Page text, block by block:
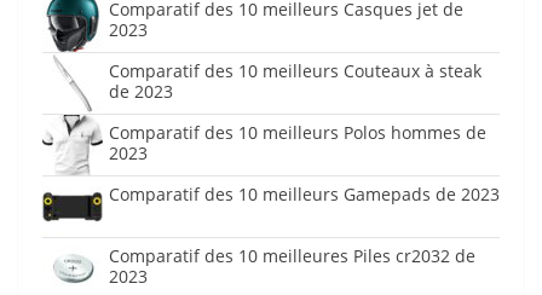
Comparatif des 10 meilleurs Casques jet de
2023
Comparatif des 10 meilleurs Couteaux à steak
de 2023
Comparatif des 10 meilleurs Polos hommes de
2023
Comparatif des 10 meilleurs Gamepads de 2023
Comparatif des 10 meilleures Piles cr2032 de
2023